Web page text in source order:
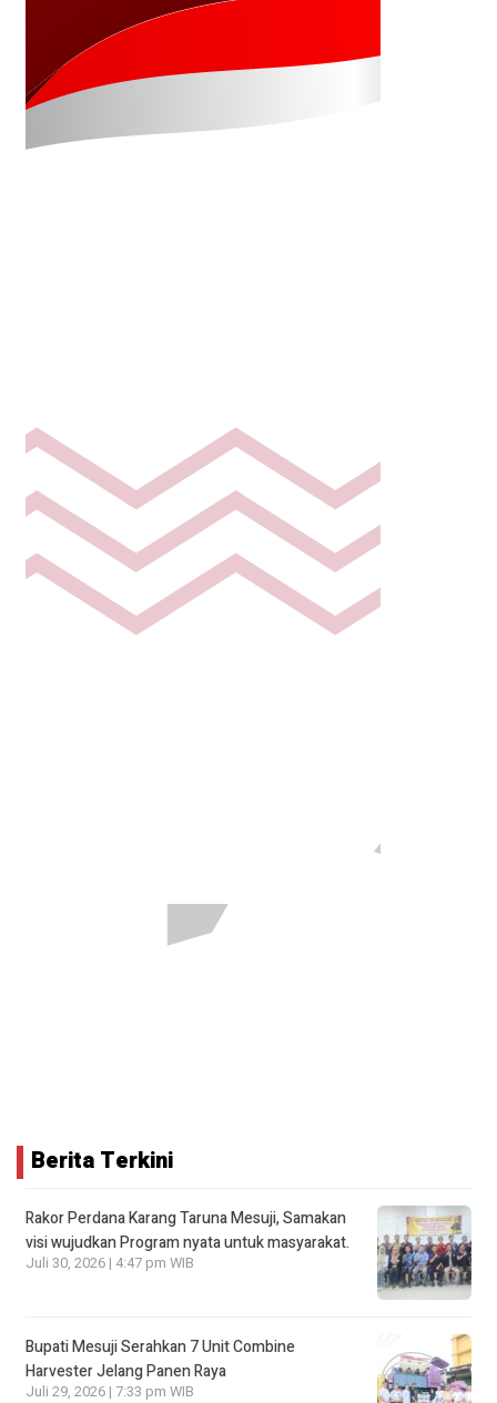
Berita Terkini
Rakor Perdana Karang Taruna Mesuji, Samakan
visi wujudkan Program nyata untuk masyarakat.
Juli 30, 2026 | 4:47 pm WIB
Bupati Mesuji Serahkan 7 Unit Combine
Harvester Jelang Panen Raya
Juli 29, 2026 | 7:33 pm WIB